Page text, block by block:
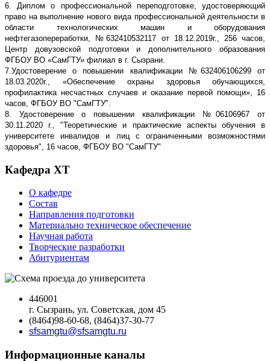
6. Диплом о профессиональной переподготовке, удостоверяющий
право на выполнение нового вида профессиональной деятельности в
области технологических машин и оборудования
нефтегазопереработки, №632410532117 от 18.12.2019г., 256 часов,
Центр довузовской подготовки и дополнительного образования
ФГБОУ ВО «СамГТУ» филиал в г. Сызрани.
7.Удостоверение о повышении квалификации №632406106299 от
18.03.2020г., «Обеспечение охраны здоровья обучающихся,
профилактика несчастных случаев и оказание первой помощи», 16
часов, ФГБОУ ВО "СамГТУ".
8. Удостоверение о повышении квалификации №06106967 от
30.11.2020 г., "Теоретические и практические аспекты обучения в
университете инвалидов и лиц с ограниченными возможностями
здоровья", 16 часов, ФГБОУ ВО "СамГТУ"
Кафедра ХТ
О кафедре
Состав
Направления подготовки
Материально техническое обеспечение
Научная работа
Творческие разработки
Абитуриентам
446001
г. Сызрань, ул. Советская, дом 45
(8464)98-60-68, (8464)37-30-77
sfsamgtu@sfsamgtu.ru
Информационные каналы